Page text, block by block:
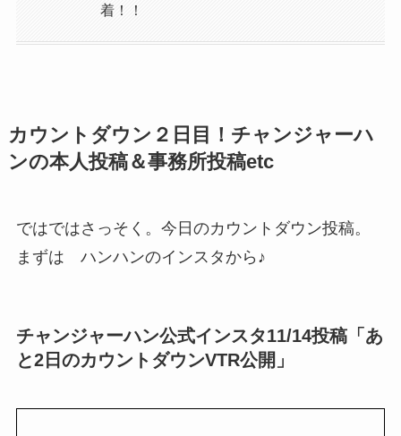
着！！
カウントダウン２日目！チャンジャーハ
ンの本人投稿＆事務所投稿etc
ではではさっそく。今日のカウントダウン投稿。
まずは ハンハンのインスタから♪
チャンジャーハン公式インスタ11/14投稿「あ
と2日のカウントダウンVTR公開」